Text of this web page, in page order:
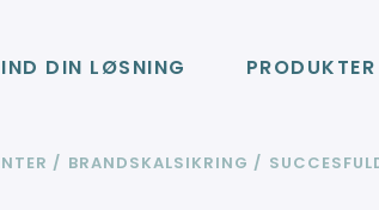
DIN LØSNING PRODUKTER
BRANDSKALSIKRING